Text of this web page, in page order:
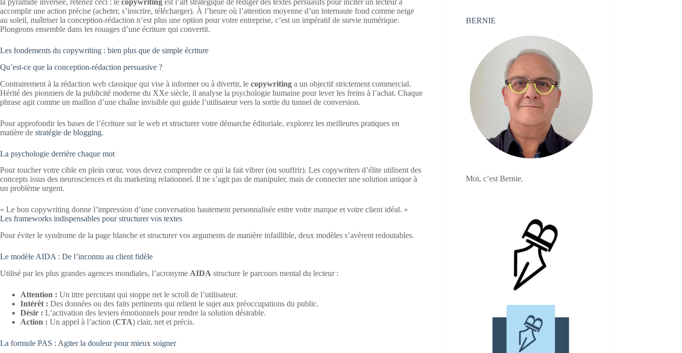
la pyramide inversée, retenez ceci : le copywriting est l’art stratégique de rédiger des textes persuasifs pour inciter un lecteur à
accomplir une action précise (acheter, s’inscrire, télécharger). À l’heure où l’attention moyenne d’un internaute fond comme neige
au soleil, maîtriser la conception-rédaction n’est plus une option pour votre entreprise, c’est un impératif de survie numérique.
Plongeons ensemble dans les rouages d’une écriture qui convertit.
Les fondements du copywriting : bien plus que de simple écriture
Qu’est-ce que la conception-rédaction persuasive ?
Contrairement à la rédaction web classique qui vise à informer ou à divertir, le copywriting a un objectif strictement commercial.
Hérité des pionniers de la publicité moderne du XXe siècle, il analyse la psychologie humaine pour lever les freins à l’achat. Chaque
phrase agit comme un maillon d’une chaîne invisible qui guide l’utilisateur vers la sortie du tunnel de conversion.
Pour approfondir les bases de l’écriture sur le web et structurer votre démarche éditoriale, explorez les meilleures pratiques en
matière de stratégie de blogging.
La psychologie derrière chaque mot
Pour toucher votre cible en plein cœur, vous devez comprendre ce qui la fait vibrer (ou souffrir). Les copywriters d’élite utilisent des
concepts issus des neurosciences et du marketing relationnel. Il ne s’agit pas de manipuler, mais de connecter une solution unique à
un problème urgent.
« Le bon copywriting donne l’impression d’une conversation hautement personnalisée entre votre marque et votre client idéal. »
Les frameworks indispensables pour structurer vos textes
Pour éviter le syndrome de la page blanche et structurer vos arguments de manière infaillible, deux modèles s’avèrent redoutables.
Le modèle AIDA : De l’inconnu au client fidèle
Utilisé par les plus grandes agences mondiales, l’acronyme AIDA structure le parcours mental du lecteur :
Attention : Un titre percutant qui stoppe net le scroll de l’utilisateur.
Intérêt : Des données ou des faits pertinents qui relient le sujet aux préoccupations du public.
Désir : L’activation des leviers émotionnels pour rendre la solution désirable.
Action : Un appel à l’action (CTA) clair, net et précis.
La formule PAS : Agiter la douleur pour mieux soigner
BERNIE
Moi, c’est Bernie.